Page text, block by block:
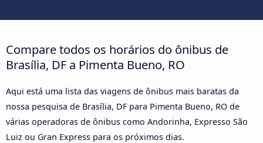
Compare todos os horários do ônibus de
Brasília, DF a Pimenta Bueno, RO
Aqui está uma lista das viagens de ônibus mais baratas da
nossa pesquisa de Brasília, DF para Pimenta Bueno, RO de
várias operadoras de ônibus como Andorinha, Expresso São
Luiz ou Gran Express para os próximos dias.